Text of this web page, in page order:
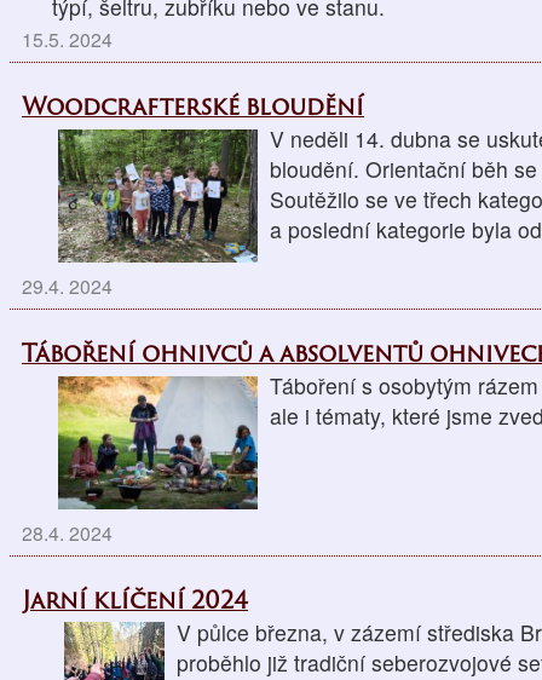
týpí, šeltru, zubříku nebo ve stanu.
15.5. 2024
Woodcrafterské bloudění
V neděli 14. dubna se
bloudění. Orientační běh
Soutěžilo se ve třech
a poslední kategorie byla
29.4. 2024
Táboření ohnivců a absolventů
Táboření s osobytým
ale i tématy, které jsme
28.4. 2024
Jarní klíčení 2024
V půlce března, v zázemí střediska
proběhlo již tradiční seberozvojové